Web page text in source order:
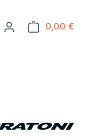
0,00 €